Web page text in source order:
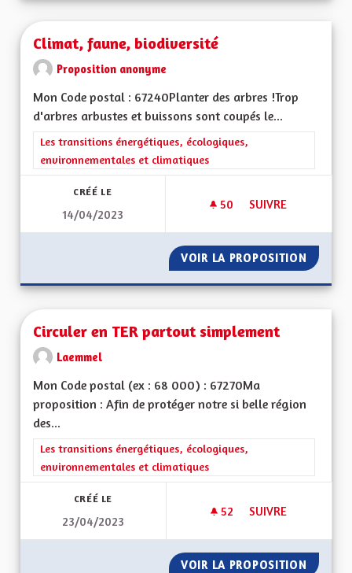
Climat, faune, biodiversité
Proposition anonyme
Mon Code postal : 67240Planter des arbres !Trop
d'arbres arbustes et buissons sont coupés le...
Filtrer les résultats de la catégorie : Les transitions
Les transitions énergétiques, écologiques,
environnementales et climatiques
CRÉÉ LE
14/04/2023
50 50 ABONNÉS
SUIVRE
VOIR LA PROPOSITION
Circuler en TER partout simplement
Laemmel
Mon Code postal (ex : 68 000) : 67270Ma
proposition : Afin de protéger notre si belle région
des...
Filtrer les résultats de la catégorie : Les transitions
Les transitions énergétiques, écologiques,
environnementales et climatiques
CRÉÉ LE
23/04/2023
52 52 ABONNÉS
SUIVRE
VOIR LA PROPOSITION